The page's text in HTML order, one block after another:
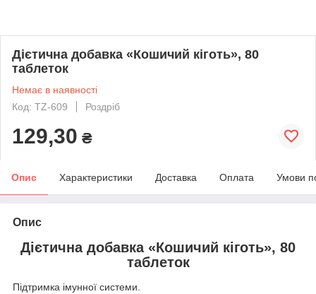
Дієтична добавка «Кошичий кіготь», 80
таблеток
Немає в наявності
Код: TZ-609
Роздріб
129,30 ₴
Опис Характеристики Доставка Оплата Умови
Опис
Дієтична добавка «Кошичий кіготь», 80
таблеток
Підтримка імунної системи.